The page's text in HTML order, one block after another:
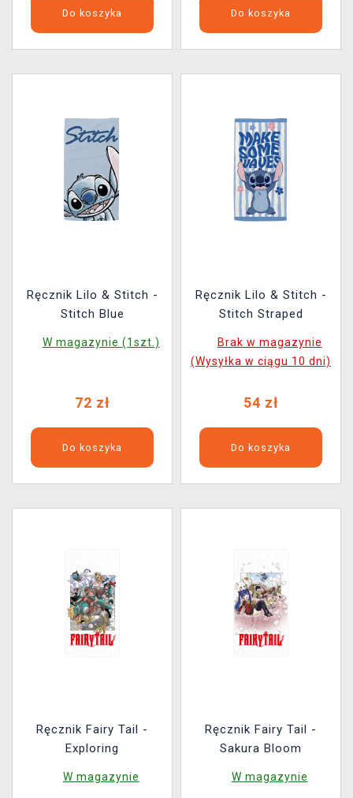
Do koszyka Do koszyka
Ręcznik Lilo & Stitch -
Stitch Blue
W magazynie (1szt.)
72 zł
Do koszyka
Ręcznik Lilo & Stitch -
Stitch Straped
Brak w magazynie
(Wysyłka w ciągu 10 dni)
54 zł
Do koszyka
Ręcznik Fairy Tail -
Exploring
W magazynie
Ręcznik Fairy Tail -
Sakura Bloom
W magazynie